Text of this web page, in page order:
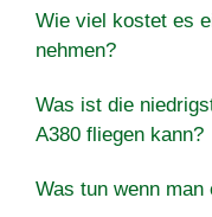
Wie viel kostet es
nehmen?
Was ist die
A380 fliegen kann?
Was tun wenn man